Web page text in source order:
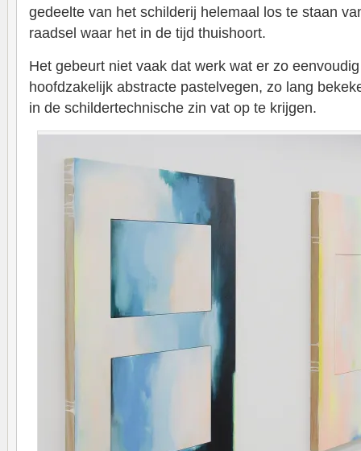
gedeelte van het schilderij helemaal los te staan
raadsel waar het in de tijd thuishoort.
Het gebeurt niet vaak dat werk wat er zo
hoofdzakelijk abstracte pastelvegen, zo lang
in de schildertechnische zin vat op te krijgen.